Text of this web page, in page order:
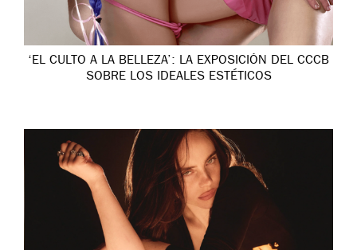
‘EL CULTO A LA BELLEZA’: LA EXPOSICIÓN DEL CCCB
SOBRE LOS IDEALES ESTÉTICOS